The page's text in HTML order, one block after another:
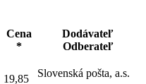
Cena
*
Dodávateľ
Odberateľ
19,85 Slovenská pošta, a.s.